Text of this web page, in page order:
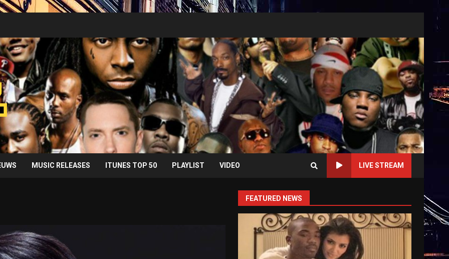
MUSIC RELEASES ITUNES TOP 50 PLAYLIST VIDEO LIVE STREAM
FEATURED NEWS